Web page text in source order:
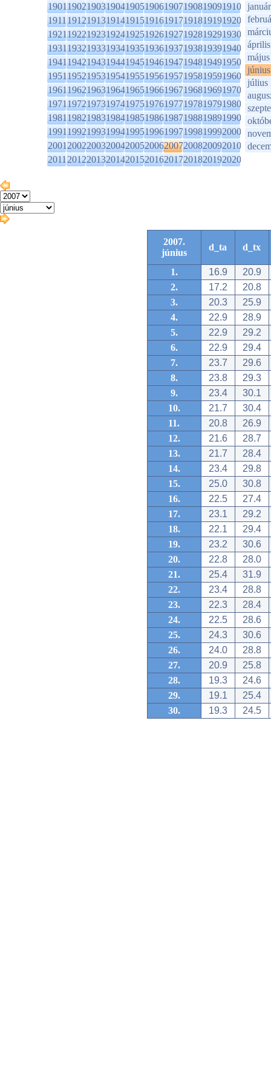
1901190219031904190519061907190819091910
1911191219131914191519161917191819191920
1921192219231924192519261927192819291930
1931193219331934193519361937193819391940
1941194219431944194519461947194819491950
1951195219531954195519561957195819591960
1961196219631964196519661967196819691970
1971197219731974197519761977197819791980
1981198219831984198519861987198819891990
1991199219931994199519961997199819992000
2001200220032004200520062007200820092010
2011201220132014201520162017201820192020
január
április
május
június
július
2007.
június
d_ta d_tx
1. 16.9
20.9
2.
17.2
20.8
3.
20.3
25.9
4.
22.9
28.9
5.
22.9
29.2
6.
22.9
29.4
7.
23.7
29.6
8.
23.8
29.3
9.
23.4
30.1
10.
21.7
30.4
11.
20.8
26.9
12.
21.6
28.7
13.
21.7
28.4
14.
23.4
29.8
15.
25.0
30.8
16.
22.5
27.4
17.
23.1
29.2
18.
22.1
29.4
19.
23.2
30.6
20.
22.8
28.0
21.
25.4
31.9
22.
23.4
28.8
23.
22.3
28.4
24.
22.5
28.6
25.
24.3
30.6
26.
24.0
28.8
27.
20.9
25.8
28.
19.3
24.6
29.
19.1
25.4
30.
19.3 24.5